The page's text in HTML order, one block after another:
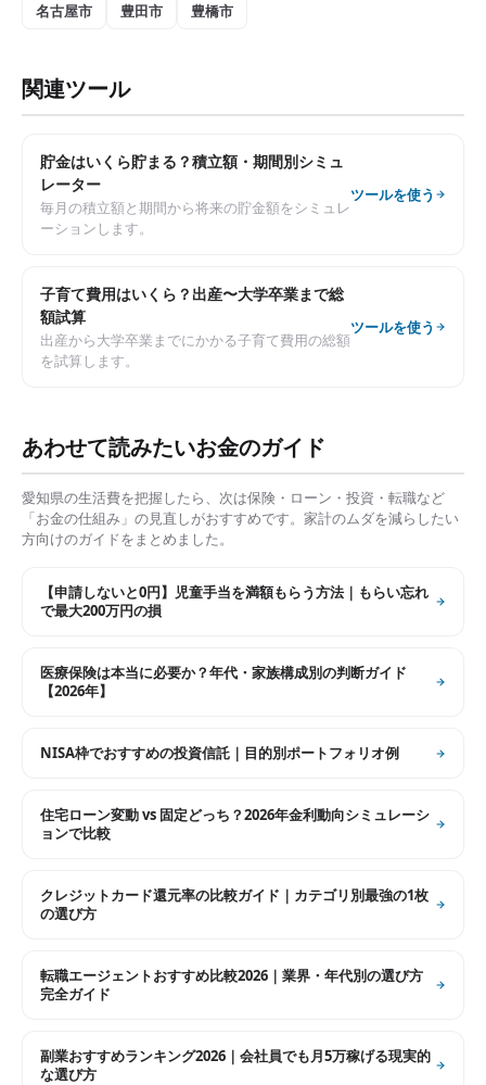
名古屋市 豊田市 豊橋市
関連ツール
貯金はいくら貯まる？積立額・期間別シミュ
レーター
毎月の積立額と期間から将来の貯金額をシミュレ
ーションします。
ツールを使う
子育て費用はいくら？出産〜大学卒業まで総
額試算
出産から大学卒業までにかかる子育て費用の総額
を試算します。
ツールを使う
あわせて読みたいお金のガイド
愛知県の生活費を把握したら、次は保険・ローン・投資・転職など
「お金の仕組み」の見直しがおすすめです。家計のムダを減らしたい
方向けのガイドをまとめました。
【申請しないと0円】児童手当を満額もらう方法｜もらい忘れ
で最大200万円の損
医療保険は本当に必要か？年代・家族構成別の判断ガイド
【2026年】
NISA枠でおすすめの投資信託｜目的別ポートフォリオ例
住宅ローン変動 vs 固定どっち？2026年金利動向シミュレーシ
ョンで比較
クレジットカード還元率の比較ガイド｜カテゴリ別最強の1枚
の選び方
転職エージェントおすすめ比較2026｜業界・年代別の選び方
完全ガイド
副業おすすめランキング2026｜会社員でも月5万稼げる現実的
な選び方